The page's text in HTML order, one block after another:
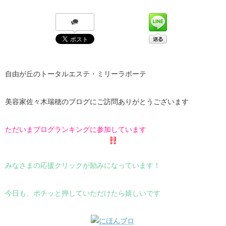
自由が丘のトータルエステ・ ミリーラボーテ
美容家佐々木瑞穂のブログにご訪問ありがとうございます
ただいまブログランキングに参加しています
みなさまの応援クリックが励みになっています！
今日も、ポチッと押していただけたら嬉しいです